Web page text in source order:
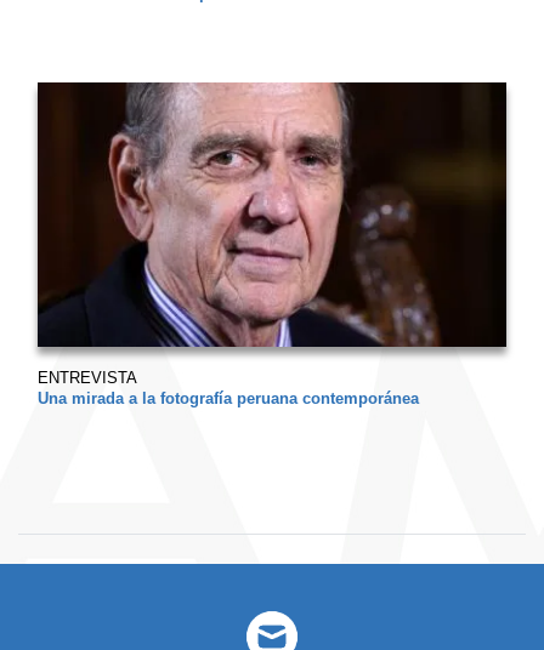
ENTREVISTA
Una mirada a la fotografía peruana contemporánea